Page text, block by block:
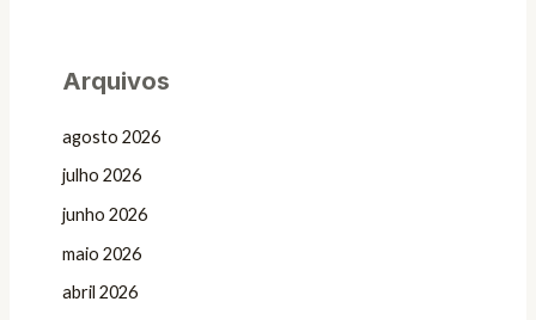
Arquivos
agosto 2026
julho 2026
junho 2026
maio 2026
abril 2026